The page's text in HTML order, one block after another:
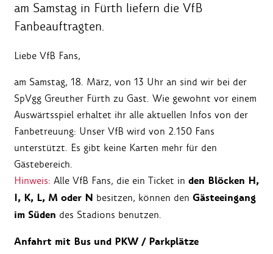
am Samstag in Fürth liefern die VfB
Fanbeauftragten.
Liebe VfB Fans,
am Samstag, 18. März, von 13 Uhr an sind wir bei der
SpVgg Greuther Fürth zu Gast. Wie gewohnt vor einem
Auswärtsspiel erhaltet ihr alle aktuellen Infos von der
Fanbetreuung: Unser VfB wird von 2.150 Fans
unterstützt. Es gibt keine Karten mehr für den
Gästebereich.
Hinweis: Alle VfB Fans, die ein Ticket in den Blöcken H,
I, K, L, M oder N besitzen, können den Gästeeingang
im Süden des Stadions benutzen.
Anfahrt mit Bus und PKW / Parkplätze